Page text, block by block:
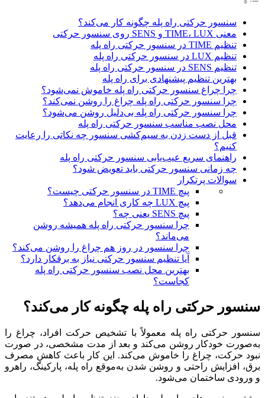
سنسور حرکتی راه پله چگونه کار می‌کند؟
معنی TIME، LUX و SENS روی سنسور حرکتی
تنظیم TIME در سنسور حرکتی راه پله
تنظیم LUX در سنسور حرکتی راه پله
تنظیم SENS در سنسور حرکتی راه پله
بهترین تنظیم پیشنهادی برای راه پله
چرا چراغ سنسور حرکتی راه پله خاموش نمی‌شود؟
چرا سنسور حرکتی راه پله چراغ را روشن نمی‌کند؟
چرا سنسور حرکتی راه پله بی‌دلیل روشن می‌شود؟
محل نصب مناسب سنسور حرکتی راه پله
قبل از دست زدن به سیم‌کشی سنسور چه نکاتی را رعایت
کنیم؟
راهنمای سریع عیب‌یابی سنسور حرکتی راه پله
چه زمانی سنسور حرکتی باید تعویض شود؟
سوالات پرتکرار
پیچ TIME در سنسور حرکتی چیست؟
پیچ LUX چه کاری انجام می‌دهد؟
پیچ SENS یعنی چه؟
چرا سنسور حرکتی راه پله همیشه روشن
می‌ماند؟
چرا سنسور در روز هم چراغ را روشن می‌کند؟
آیا تنظیم سنسور حرکتی نیاز به برقکار دارد؟
بهترین محل نصب سنسور حرکتی راه پله
کجاست؟
سنسور حرکتی راه پله چگونه کار می‌کند؟
سنسور حرکتی راه پله معمولاً با تشخیص حرکت افراد، چراغ را
به‌صورت خودکار روشن می‌کند و بعد از مدت مشخصی، در صورت
نبود حرکت، چراغ را خاموش می‌کند. این کار باعث کاهش مصرف
برق، افزایش راحتی و روشن شدن به‌موقع راه پله، پارکینگ، راهرو
و ورودی ساختمان می‌شود.